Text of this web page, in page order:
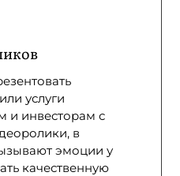
услуги
и инвесторам с
в
эмоции у
качественную